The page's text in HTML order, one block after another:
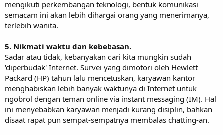
mengikuti perkembangan teknologi, bentuk komunikasi
semacam ini akan lebih dihargai orang yang menerimanya,
terlebih wanita.
5. Nikmati waktu dan kebebasan.
Sadar atau tidak, kebanyakan dari kita mungkin sudah
'diperbudak' Internet. Survei yang dimotori oleh Hewlett
Packard (HP) tahun lalu mencetuskan, karyawan kantor
menghabiskan lebih banyak waktunya di Internet untuk
ngobrol dengan teman online via instant messaging (IM). Hal
ini menyebabkan karyawan menjadi kurang disiplin, bahkan
disaat rapat pun sempat-sempatnya membalas chatting-an.